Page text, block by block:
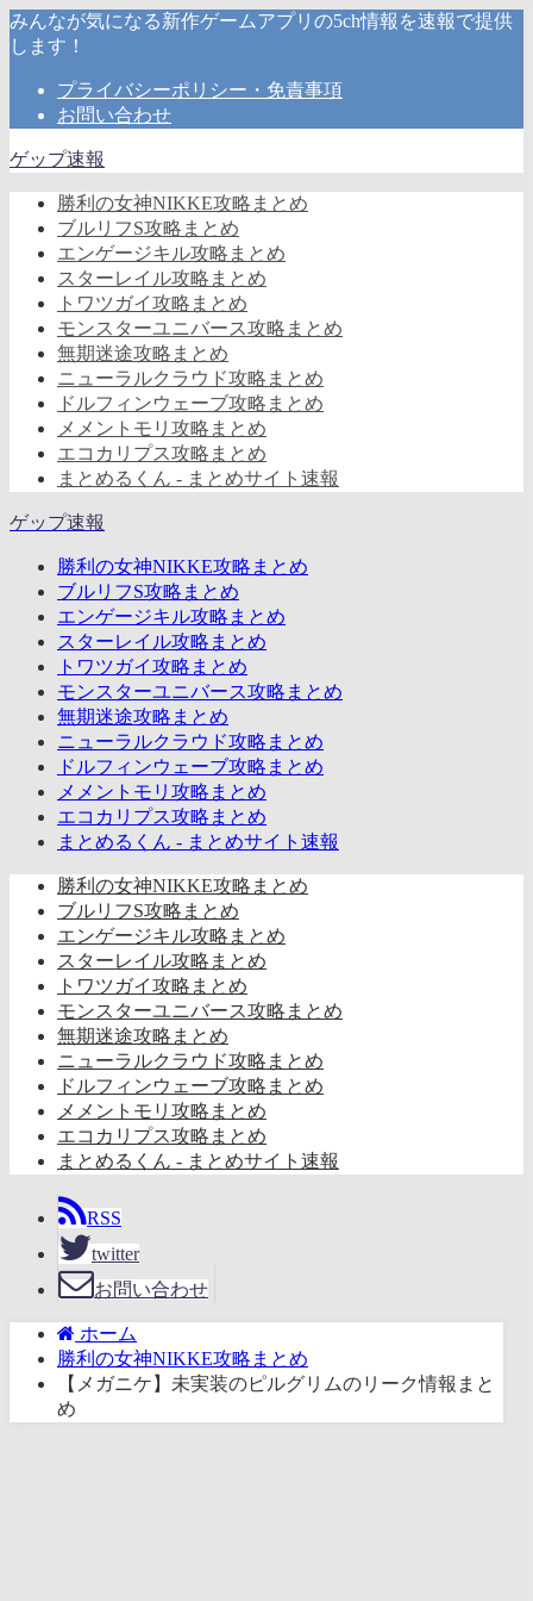
みんなが気になる新作ゲームアプリの5ch情報を速報で提供
します！
プライバシーポリシー・免責事項
お問い合わせ
ゲップ速報
勝利の女神NIKKE攻略まとめ
ブルリフS攻略まとめ
エンゲージキル攻略まとめ
スターレイル攻略まとめ
トワツガイ攻略まとめ
モンスターユニバース攻略まとめ
無期迷途攻略まとめ
ニューラルクラウド攻略まとめ
ドルフィンウェーブ攻略まとめ
メメントモリ攻略まとめ
エコカリプス攻略まとめ
まとめるくん - まとめサイト速報
ゲップ速報
勝利の女神NIKKE攻略まとめ
ブルリフS攻略まとめ
エンゲージキル攻略まとめ
スターレイル攻略まとめ
トワツガイ攻略まとめ
モンスターユニバース攻略まとめ
無期迷途攻略まとめ
ニューラルクラウド攻略まとめ
ドルフィンウェーブ攻略まとめ
メメントモリ攻略まとめ
エコカリプス攻略まとめ
まとめるくん - まとめサイト速報
勝利の女神NIKKE攻略まとめ
ブルリフS攻略まとめ
エンゲージキル攻略まとめ
スターレイル攻略まとめ
トワツガイ攻略まとめ
モンスターユニバース攻略まとめ
無期迷途攻略まとめ
ニューラルクラウド攻略まとめ
ドルフィンウェーブ攻略まとめ
メメントモリ攻略まとめ
エコカリプス攻略まとめ
まとめるくん - まとめサイト速報
RSS
twitter
お問い合わせ
ホーム
勝利の女神NIKKE攻略まとめ
【メガニケ】未実装のピルグリムのリーク情報まと
め